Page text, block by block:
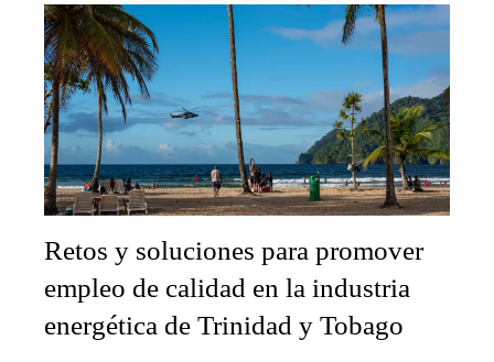
Retos y soluciones para promover
empleo de calidad en la industria
energética de Trinidad y Tobago